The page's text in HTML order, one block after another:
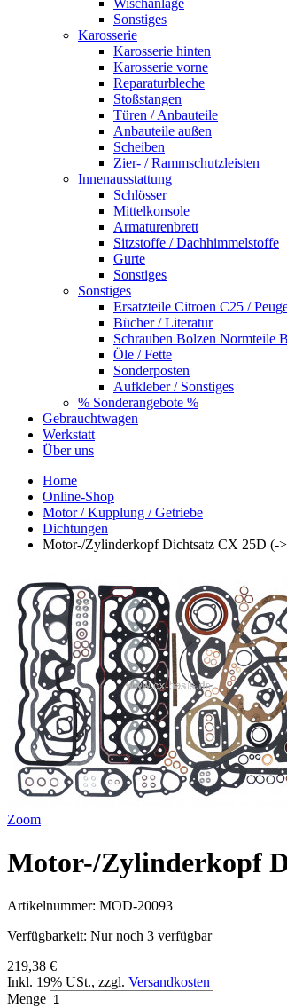
Sonstiges
Karosserie
Karosserie hinten
Karosserie vorne
Reparaturbleche
Stoßstangen
Türen / Anbauteile
Anbauteile außen
Scheiben
Zier- / Rammschutzleisten
Innenausstattung
Schlösser
Mittelkonsole
Armaturenbrett
Sitzstoffe / Dachhimmelstoffe
Gurte
Sonstiges
Sonstiges
Ersatzteile Citroen C25 /
Bücher / Literatur
Schrauben Bolzen Normteile
Öle / Fette
Sonderposten
Aufkleber / Sonstiges
% Sonderangebote %
Gebrauchtwagen
Werkstatt
Über uns
Home
Online-Shop
Motor / Kupplung / Getriebe
Dichtungen
Motor-/Zylinderkopf Dichtsatz CX 25D (-
Zoom
Motor-/Zylinderkopf
Artikelnummer: MOD-20093
Verfügbarkeit: Nur noch 3 verfügbar
219,38 €
Inkl. 19% USt., zzgl. Versandkosten
Menge